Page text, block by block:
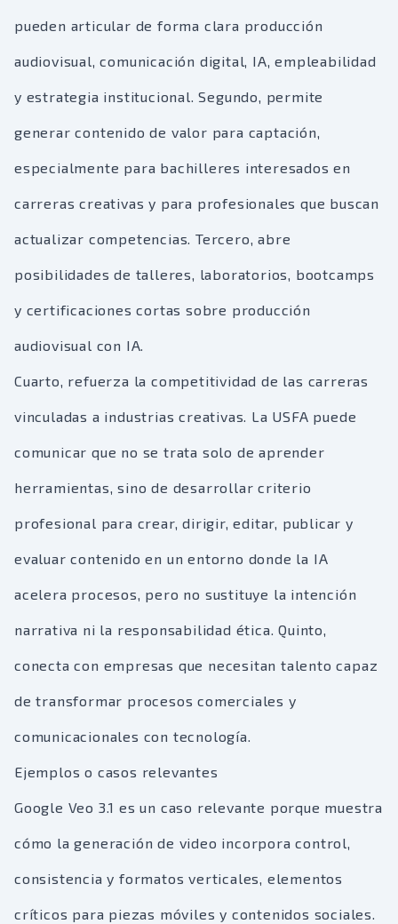
pueden articular de forma clara producción
audiovisual, comunicación digital, IA, empleabilidad
y estrategia institucional. Segundo, permite
generar contenido de valor para captación,
especialmente para bachilleres interesados en
carreras creativas y para profesionales que buscan
actualizar competencias. Tercero, abre
posibilidades de talleres, laboratorios, bootcamps
y certificaciones cortas sobre producción
audiovisual con IA.
Cuarto, refuerza la competitividad de las carreras
vinculadas a industrias creativas. La USFA puede
comunicar que no se trata solo de aprender
herramientas, sino de desarrollar criterio
profesional para crear, dirigir, editar, publicar y
evaluar contenido en un entorno donde la IA
acelera procesos, pero no sustituye la intención
narrativa ni la responsabilidad ética. Quinto,
conecta con empresas que necesitan talento capaz
de transformar procesos comerciales y
comunicacionales con tecnología.
Ejemplos o casos relevantes
Google Veo 3.1 es un caso relevante porque muestra
cómo la generación de video incorpora control,
consistencia y formatos verticales, elementos
críticos para piezas móviles y contenidos sociales.